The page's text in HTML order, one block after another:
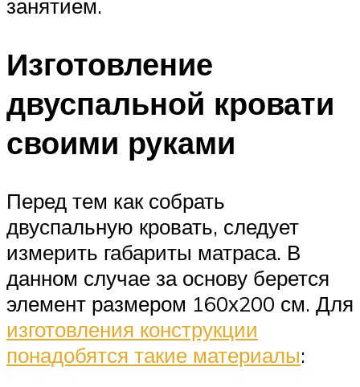
занятием.
Изготовление
двуспальной кровати
своими руками
Перед тем как собрать
двуспальную кровать, следует
измерить габариты матраса. В
данном случае за основу берется
элемент размером 160х200 см. Для
изготовления конструкции
понадобятся такие материалы: